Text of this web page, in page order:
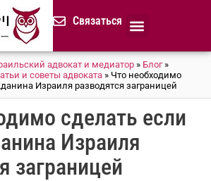
Связаться
адвокат и медиатор » Блог»
и советы адвоката » Что необходимо
Израиля разводятся заграницей
сделать если
Израиля
заграницей